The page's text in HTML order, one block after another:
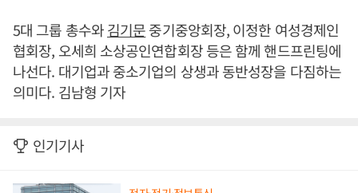
5대 그룹 총수와김기문중기중앙회장, 이정한 여성경제인
협회장, 오세희 소상공인연합회장 등은 함께 핸드프린팅에
나선다. 대기업과 중소기업의 상생과 동반성장을 다짐하는
의미다. 김남형 기자
인기기사